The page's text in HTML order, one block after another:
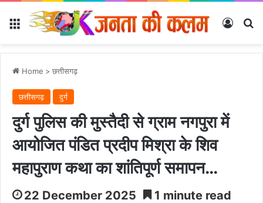
Menu Log In
Home > छत्तीसगढ़
छत्तीसगढ़ दुर्ग
दुर्ग पुलिस की मुस्तैदी से ग्राम नगपुरा में
आयोजित पंडित प्रदीप मिश्रा के शिव
महापुराण कथा का शांतिपूर्ण समापन…
22 December 2025 1 minute read